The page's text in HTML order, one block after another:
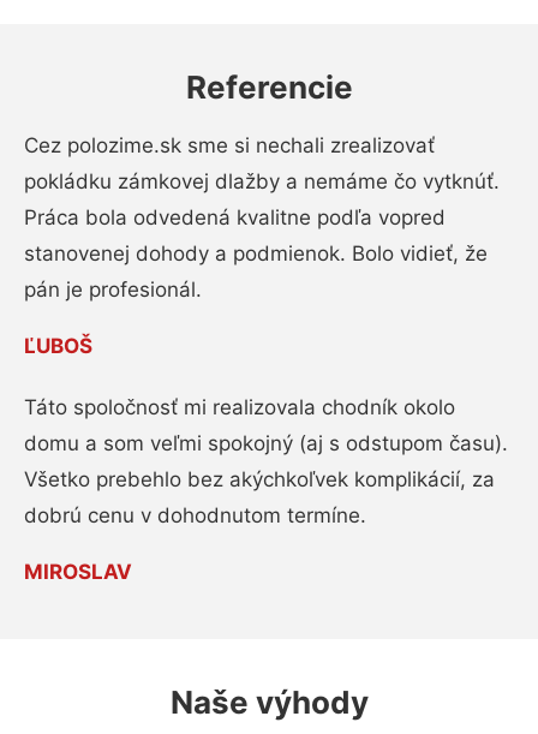
Referencie
Cez polozime.sk sme si nechali zrealizovať
pokládku zámkovej dlažby a nemáme čo vytknúť.
Práca bola odvedená kvalitne podľa vopred
stanovenej dohody a podmienok. Bolo vidieť, že
pán je profesionál.
ĽUBOŠ
Táto spoločnosť mi realizovala chodník okolo
domu a som veľmi spokojný (aj s odstupom času).
Všetko prebehlo bez akýchkoľvek komplikácií, za
dobrú cenu v dohodnutom termíne.
MIROSLAV
Naše výhody